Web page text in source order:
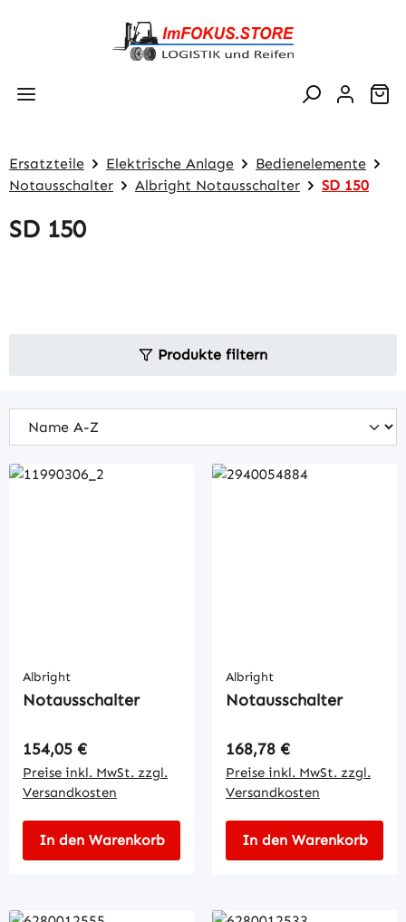
Zum Hauptinhalt springen
Ersatzteile Elektrische Anlage
Bedienelemente
Notausschalter
Albright Notausschalter SD 150
SD 150
Produkte filtern
Albright
Notausschalter
Regulärer Preis:
154,05 €
Preise inkl. MwSt. zzgl.
Versandkosten
In den Warenkorb
Albright
Notausschalter
Regulärer Preis:
168,78 €
Preise inkl. MwSt. zzgl.
Versandkosten
In den Warenkorb